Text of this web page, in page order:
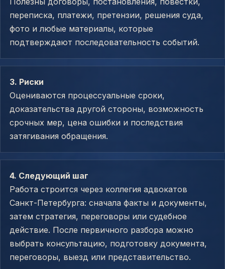
переписка, платежи, претензии, решения суда,
фото и любые материалы, которые
подтверждают последовательность событий.
3. Риски
Оцениваются процессуальные сроки,
доказательства другой стороны, возможность
срочных мер, цена ошибки и последствия
затягивания обращения.
4. Следующий шаг
Работа строится через коллегия адвокатов
Санкт-Петербурга: сначала факты и документы,
затем стратегия, переговоры или судебное
действие. После первичного разбора можно
выбрать консультацию, подготовку документа,
переговоры, выезд или представительство.